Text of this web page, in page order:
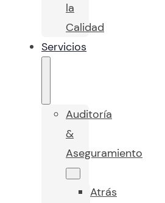
la
Calidad
Servicios
Auditoría
&
Aseguramiento
Atrás